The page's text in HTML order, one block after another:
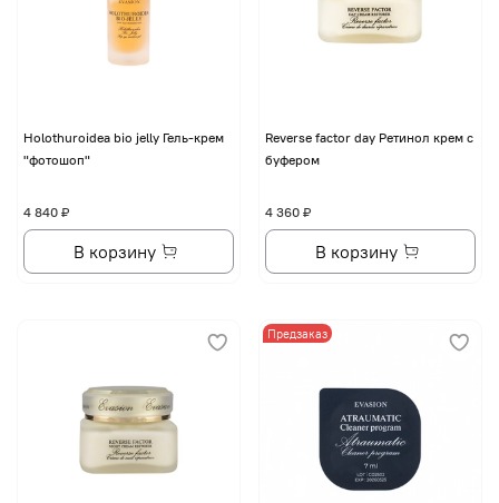
Holothuroidea bio jelly Гель-крем
"фотошоп"
4 840 ₽
В корзину
Reverse factor day Ретинол крем с
буфером
4 360 ₽
В корзину
Предзаказ